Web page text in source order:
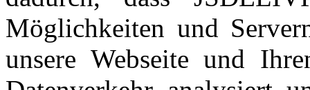
Möglichkeiten und
unsere Webseite und